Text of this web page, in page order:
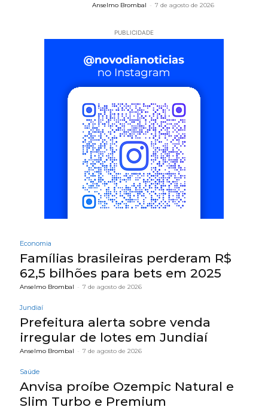
Anselmo Brombal - 7 de agosto de 2026
PUBLICIDADE
Economia
Famílias brasileiras perderam R$
62,5 bilhões para bets em 2025
Anselmo Brombal - 7 de agosto de 2026
Jundiaí
Prefeitura alerta sobre venda
irregular de lotes em Jundiaí
Anselmo Brombal - 7 de agosto de 2026
Saúde
Anvisa proíbe Ozempic Natural e
Slim Turbo e Premium